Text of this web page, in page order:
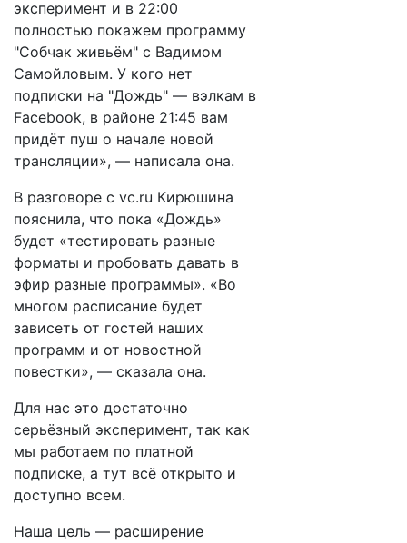
эксперимент и в 22:00
полностью покажем программу
"Собчак живьём" с Вадимом
Самойловым. У кого нет
подписки на "Дождь" — вэлкам в
Facebook, в районе 21:45 вам
придёт пуш о начале новой
трансляции», — написала она.
В разговоре с vc.ru Кирюшина
пояснила, что пока «Дождь»
будет «тестировать разные
форматы и пробовать давать в
эфир разные программы». «Во
многом расписание будет
зависеть от гостей наших
программ и от новостной
повестки», — сказала она.
Для нас это достаточно
серьёзный эксперимент, так как
мы работаем по платной
подписке, а тут всё открыто и
доступно всем.
Наша цель — расширение